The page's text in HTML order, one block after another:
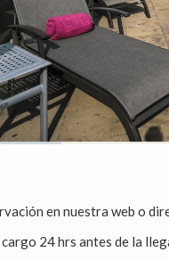
en nuestra web o
24 hrs antes de la